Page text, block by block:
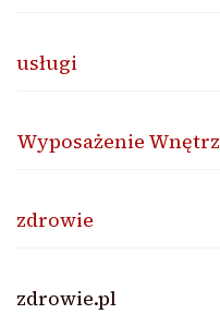
usługi
Wyposażenie Wnętrz
zdrowie
zdrowie.pl